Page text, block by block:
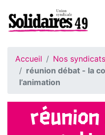
Accueil Nos syndicats
réunion débat - la
l’animation
réunion